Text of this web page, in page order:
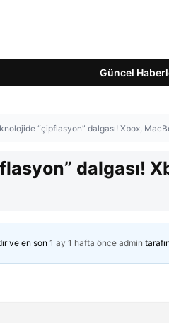
Güncel
“çipflasyon” dalgası! Xbox,
dalgası!
ve en son 1 ay 1 hafta önce admin